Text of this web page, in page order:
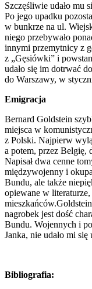
Szczęśliwie udało mu
Po jego upadku
w bunkrze na ul.
niego przebywało
innymi przemytnicy z
z „Gęsiówki” i
udało się im dotrwać
do Warszawy, w
Emigracja
Bernard Goldstein
miejsca w
z Polski. Najpierw
a potem, przez Belgię,
Napisał dwa cenne
międzywojenny i
Bundu, ale także
opiewane w
nagrobek jest dość
Bundu. Wojennych i
Janka, nie udało mi się
Bibliografia: